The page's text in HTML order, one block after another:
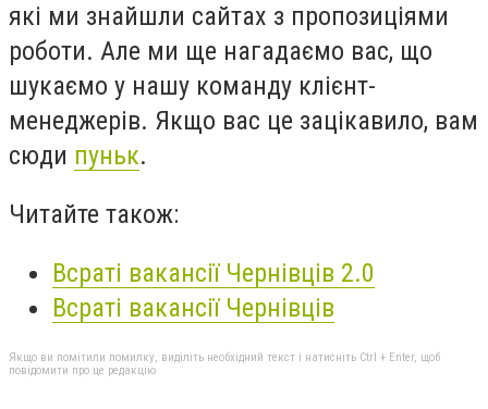
які ми знайшли сайтах з пропозиціями
роботи. Але ми ще нагадаємо вас, що
шукаємо у нашу команду клієнт-
менеджерів. Якщо вас це зацікавило, вам
сюди пуньк.
Читайте також:
Всраті вакансії Чернівців 2.0
Всраті вакансії Чернівців
Якщо ви помітили помилку, виділіть необхідний текст і натисніть Ctrl + Enter, щоб
повідомити про це редакцію